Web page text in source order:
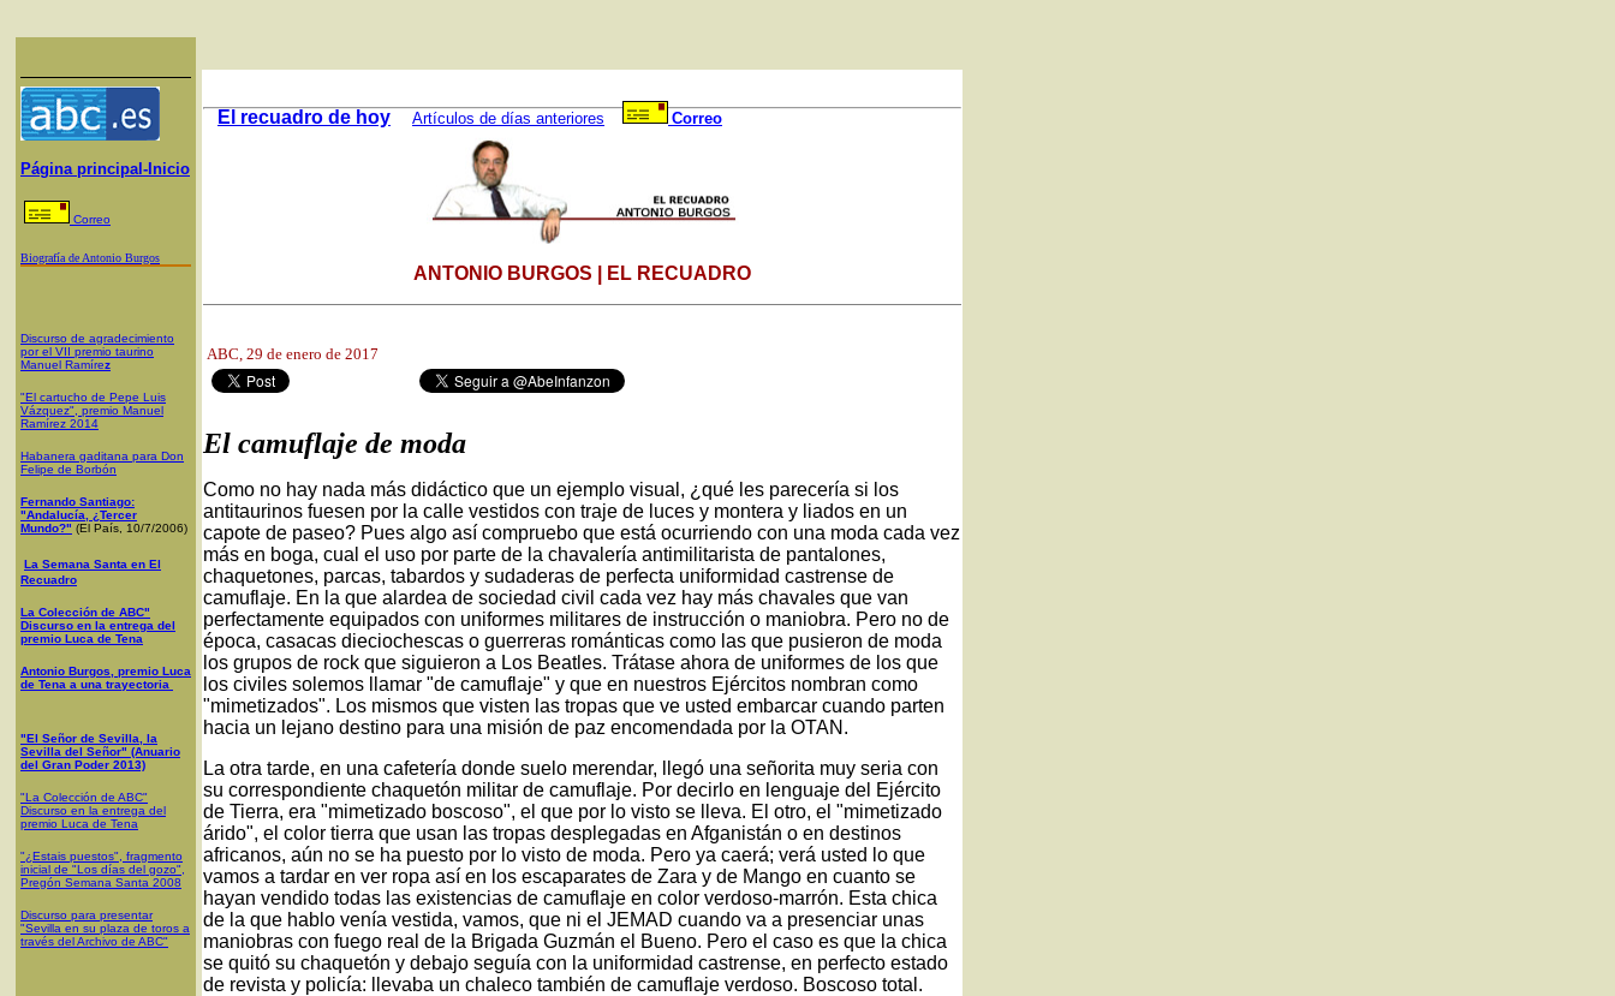
Página principal-Inicio
Correo
Biografía de Antonio Burgos
Discurso de agradecimiento
por el VII premio taurino
Manuel Ramírez
"El cartucho de Pepe Luis
Vázquez", premio Manuel
Ramírez 2014
Habanera gaditana para Don
Felipe de Borbón
Fernando Santiago:
"Andalucía, ¿Tercer
Mundo?" (El País, 10/7/2006)
La Semana Santa en El
Recuadro
La Colección de ABC"
Discurso en la entrega del
premio Luca de Tena
Antonio Burgos, premio Luca
de Tena a una trayectoria
"El Señor de Sevilla, la
Sevilla del Señor" (Anuario
del Gran Poder 2013)
"La Colección de ABC"
Discurso en la entrega del
premio Luca de Tena
"¿Estais puestos", fragmento
inicial de "Los días del gozo",
Pregón Semana Santa 2008
Discurso para presentar
"Sevilla en su plaza de toros a
través del Archivo de ABC"
El recuadro de hoy Artículos de días anteriores Correo
ANTONIO BURGOS | EL RECUADRO
ABC, 29 de enero de 2017
El camuflaje de moda
Como no hay nada más didáctico que un ejemplo visual, ¿qué les parecería si los
antitaurinos fuesen por la calle vestidos con traje de luces y montera y liados en un
capote de paseo? Pues algo así compruebo que está ocurriendo con una moda cada vez
más en boga, cual el uso por parte de la chavalería antimilitarista de pantalones,
chaquetones, parcas, tabardos y sudaderas de perfecta uniformidad castrense de
camuflaje. En la que alardea de sociedad civil cada vez hay más chavales que van
perfectamente equipados con uniformes militares de instrucción o maniobra. Pero no de
época, casacas dieciochescas o guerreras románticas como las que pusieron de moda
los grupos de rock que siguieron a Los Beatles. Trátase ahora de uniformes de los que
los civiles solemos llamar "de camuflaje" y que en nuestros Ejércitos nombran como
"mimetizados". Los mismos que visten las tropas que ve usted embarcar cuando parten
hacia un lejano destino para una misión de paz encomendada por la OTAN.
La otra tarde, en una cafetería donde suelo merendar, llegó una señorita muy seria con
su correspondiente chaquetón militar de camuflaje. Por decirlo en lenguaje del Ejército
de Tierra, era "mimetizado boscoso", el que por lo visto se lleva. El otro, el "mimetizado
árido", el color tierra que usan las tropas desplegadas en Afganistán o en destinos
africanos, aún no se ha puesto por lo visto de moda. Pero ya caerá; verá usted lo que
vamos a tardar en ver ropa así en los escaparates de Zara y de Mango en cuanto se
hayan vendido todas las existencias de camuflaje en color verdoso-marrón. Esta chica
de la que hablo venía vestida, vamos, que ni el JEMAD cuando va a presenciar unas
maniobras con fuego real de la Brigada Guzmán el Bueno. Pero el caso es que la chica
se quitó su chaquetón y debajo seguía con la uniformidad castrense, en perfecto estado
de revista y policía: llevaba un chaleco también de camuflaje verdoso. Boscoso total.